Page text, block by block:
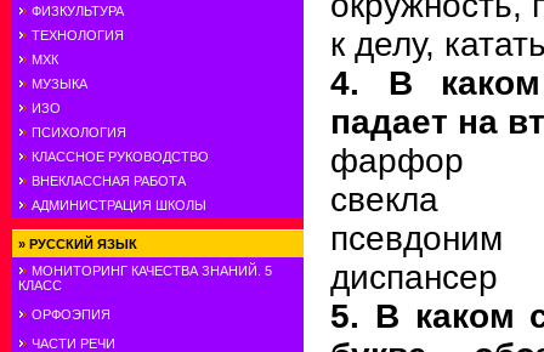
ФИЗКУЛЬТУРА
ТЕХНОЛОГИЯ
МХК
МУЗЫКА
ИЗО
ПСИХОЛОГИЯ
КЛАССНОЕ РУКОВОДСТВО
ВНЕКЛАССНАЯ РАБОТА
АДМИНИСТРАЦИЯ ШКОЛЫ
» РУССКИЙ ЯЗЫК
МОНИТОРИНГ КАЧЕСТВА ЗНАНИЙ. 5
КЛАСС
ОРФОЭПИЯ
ЧАСТИ РЕЧИ
к делу,
4. В каком
падает на
фарфор
свекла
псевдоним
диспансер
5. В каком